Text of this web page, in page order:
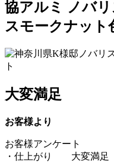
協アルミ ノバ
スモークナット
大変満足
お客様より
お客様アンケート
・仕上がり 大変満足